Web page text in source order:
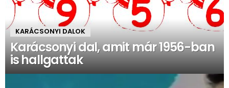
KARÁCSONYI DALOK
Karácsonyi dal, amit már 1956-ban
is hallgattak